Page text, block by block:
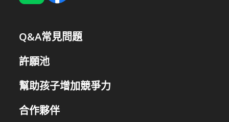
Q&A常見問題
許願池
幫助孩子增加競爭力
合作夥伴